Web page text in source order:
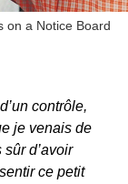
on a Notice Board
contrôle,
je venais de
d’avoir
ce petit